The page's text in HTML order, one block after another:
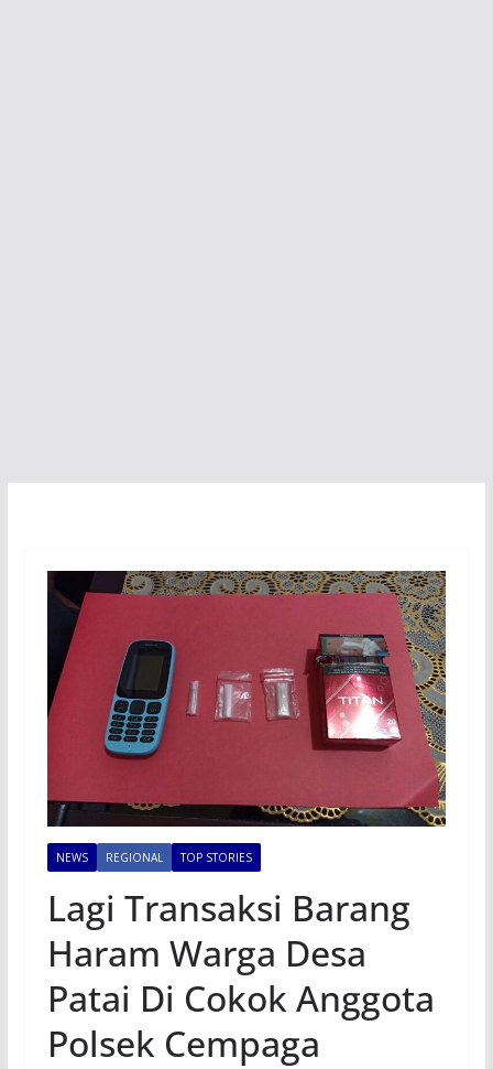
NEWS REGIONAL TOP STORIES
Lagi Transaksi Barang
Haram Warga Desa
Patai Di Cokok Anggota
Polsek Cempaga